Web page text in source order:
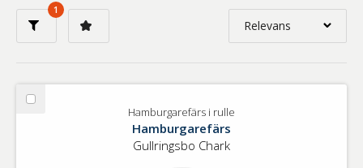
1
Relevans
Välj
Hamburgarefärs i rulle
Hamburgarefärs
Gullringsbo Chark